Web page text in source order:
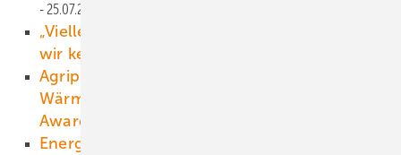
25.07.2021
„Vielleicht der tiefgreifendste Wandel, den
wir kennen“
Agriphotovoltaik, Wasserkiosk und
Wärmespeicher gewinnen The smarter E
Awards
Energieversorgung aus 100 Prozent